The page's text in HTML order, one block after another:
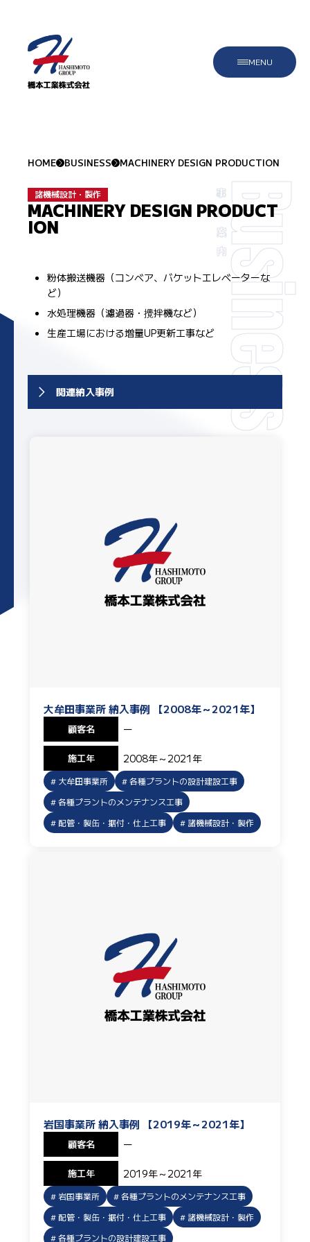
HOME BUSINESS MACHINERY DESIGN PRODUCTION
事業案内
諸機械設計・製作
MACHINERY DESIGN PRODUCT
ION
粉体搬送機器（コンベア、バケットエレベーターな
ど）
水処理機器（濾過器・攪拌機など）
生産工場における増量UP更新工事など
関連納入事例
大牟田事業所 納入事例 【2008年～2021年】
顧客名 ー
施工年 2008年～2021年
大牟田事業所
各種プラントの設計建設工事
各種プラントのメンテナンス工事
配管・製缶・据付・仕上工事
諸機械設計・製作
岩国事業所 納入事例 【2019年～2021年】
顧客名 ー
施工年 2019年～2021年
岩国事業所
各種プラントのメンテナンス工事
配管・製缶・据付・仕上工事
諸機械設計・製作
各種プラントの設計建設工事